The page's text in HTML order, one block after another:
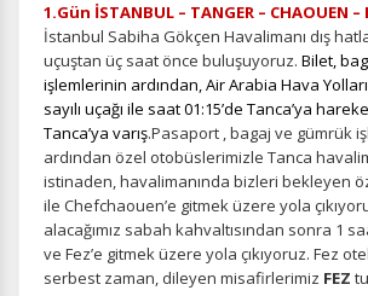
1.Gün İSTANBUL – TANGER – CHAOUEN –
İstanbul Sabiha Gökçen Havalimanı dış
uçuştan üç saat önce buluşuyoruz. Bilet,
işlemlerinin ardından, Air Arabia Hava
sayılı uçağı ile saat 01:15’de Tanca’ya
Tanca’ya varış.Pasaport , bagaj ve gümrük
ardından özel otobüslerimizle Tanca
istinaden, havalimanında bizleri bekleyen
ile Chefchaouen’e gitmek üzere yola
alacağımız sabah kahvaltısından sonra 1
ve Fez’e gitmek üzere yola çıkıyoruz. Fez
serbest zaman, dileyen misafirlerimiz FEZ